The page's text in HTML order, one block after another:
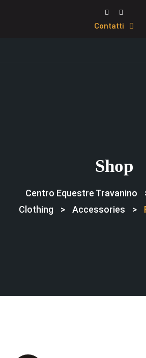
Contatti
Shop
Centro Equestre Travanino
Clothing
> Accessories >